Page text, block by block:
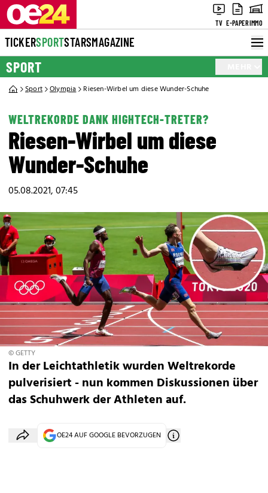
TV E-PAPERIMMO
TICKERSPORTSTARSMAGAZINE
SPORT
Sport Olympia Riesen-Wirbel um diese Wunder-Schuhe
WELTREKORDE DANK HIGHTECH-TRETER?
Riesen-Wirbel um diese
Wunder-Schuhe
05.08.2021, 07:45
© GETTY
In der Leichtathletik wurden Weltrekorde
pulverisiert - nun kommen Diskussionen über
das Schuhwerk der Athleten auf.
OE24 AUF GOOGLE BEVORZUGEN